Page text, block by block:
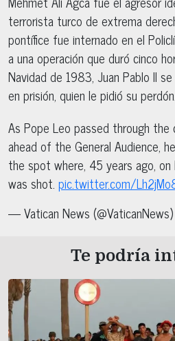
terrorista turco de extrema
pontífice fue internado en el
a una operación que duró cinco
Navidad de 1983, Juan Pablo II
en prisión, quien le pidió su perdón.
As Pope Leo passed through
ahead of the General Audience,
the spot where, 45 years ago, on
was shot. pic.twitter.com/
— Vatican News (@VaticanNews)
Te podría